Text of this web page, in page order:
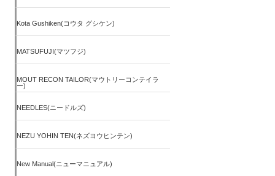
Kota Gushiken(コウタ グシケン)
MATSUFUJI(マツフジ)
MOUT RECON TAILOR(マウトリーコンテイラ
ー)
NEEDLES(ニードルズ)
NEZU YOHIN TEN(ネズヨウヒンテン)
New Manual(ニューマニュアル)